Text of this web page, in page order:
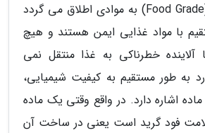
اصطلاح فود گرید (Food Grade) به موادی اطلاق می گردد
با مواد غذایی ایمن هستند و هیچ
خطرناکی به غذا منتقل نمی
به طور مستقیم به کیفیت شیمیایی،
اشاره دارد. در واقع وقتی یک ماده
فود گرید است یعنی در ساخت آن